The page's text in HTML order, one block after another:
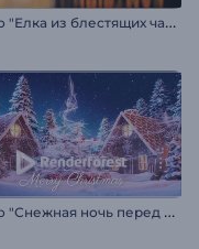
И
нтро "Елка из блестящих частиц"
И
нтро "Снежная ночь перед Рождеством"